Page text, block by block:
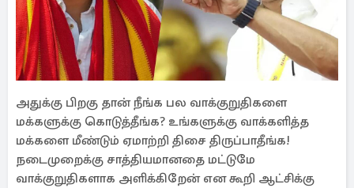
அதுக்கு பிறகு தான் நீங்க பல வாக்குறுதிகளை
மக்களுக்கு கொடுத்தீங்க? உங்களுக்கு வாக்களித்த
மக்களை மீண்டும் ஏமாற்றி திசை திருப்பாதீங்க!
நடைமுறைக்கு சாத்தியமானதை மட்டுமே
வாக்குறுதிகளாக அளிக்கிறேன் என கூறி ஆட்சிக்கு